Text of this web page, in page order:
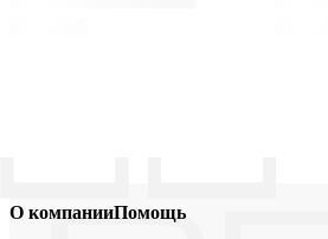
О компанииПомощь